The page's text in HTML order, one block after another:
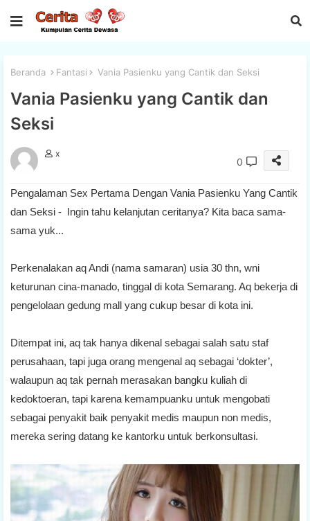
Beranda Fantasi Vania Pasienku yang Cantik dan Seksi
Vania Pasienku yang Cantik dan
Seksi
x
0
Pengalaman Sex Pertama Dengan Vania Pasienku Yang Cantik
dan Seksi - Ingin tahu kelanjutan ceritanya? Kita baca sama-
sama yuk...
Perkenalakan aq Andi (nama samaran) usia 30 thn, wni
keturunan cina-manado, tinggal di kota Semarang. Aq bekerja di
pengelolaan gedung mall yang cukup besar di kota ini.
Ditempat ini, aq tak hanya dikenal sebagai salah satu staf
perusahaan, tapi juga orang mengenal aq sebagai ‘dokter’,
walaupun aq tak pernah merasakan bangku kuliah di
kedoktoeran, tapi karena kemampuanku untuk mengobati
sebagai penyakit baik penyakit medis maupun non medis,
mereka sering datang ke kantorku untuk berkonsultasi.